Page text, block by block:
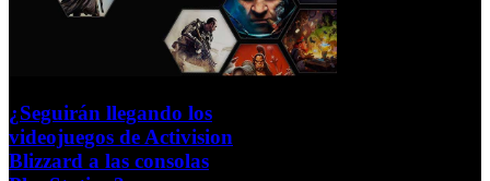
¿Seguirán llegando los
videojuegos de Activision
Blizzard a las consolas